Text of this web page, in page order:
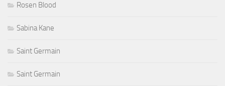
Rosen Blood
Sabina Kane
Saint Germain
Saint Germain